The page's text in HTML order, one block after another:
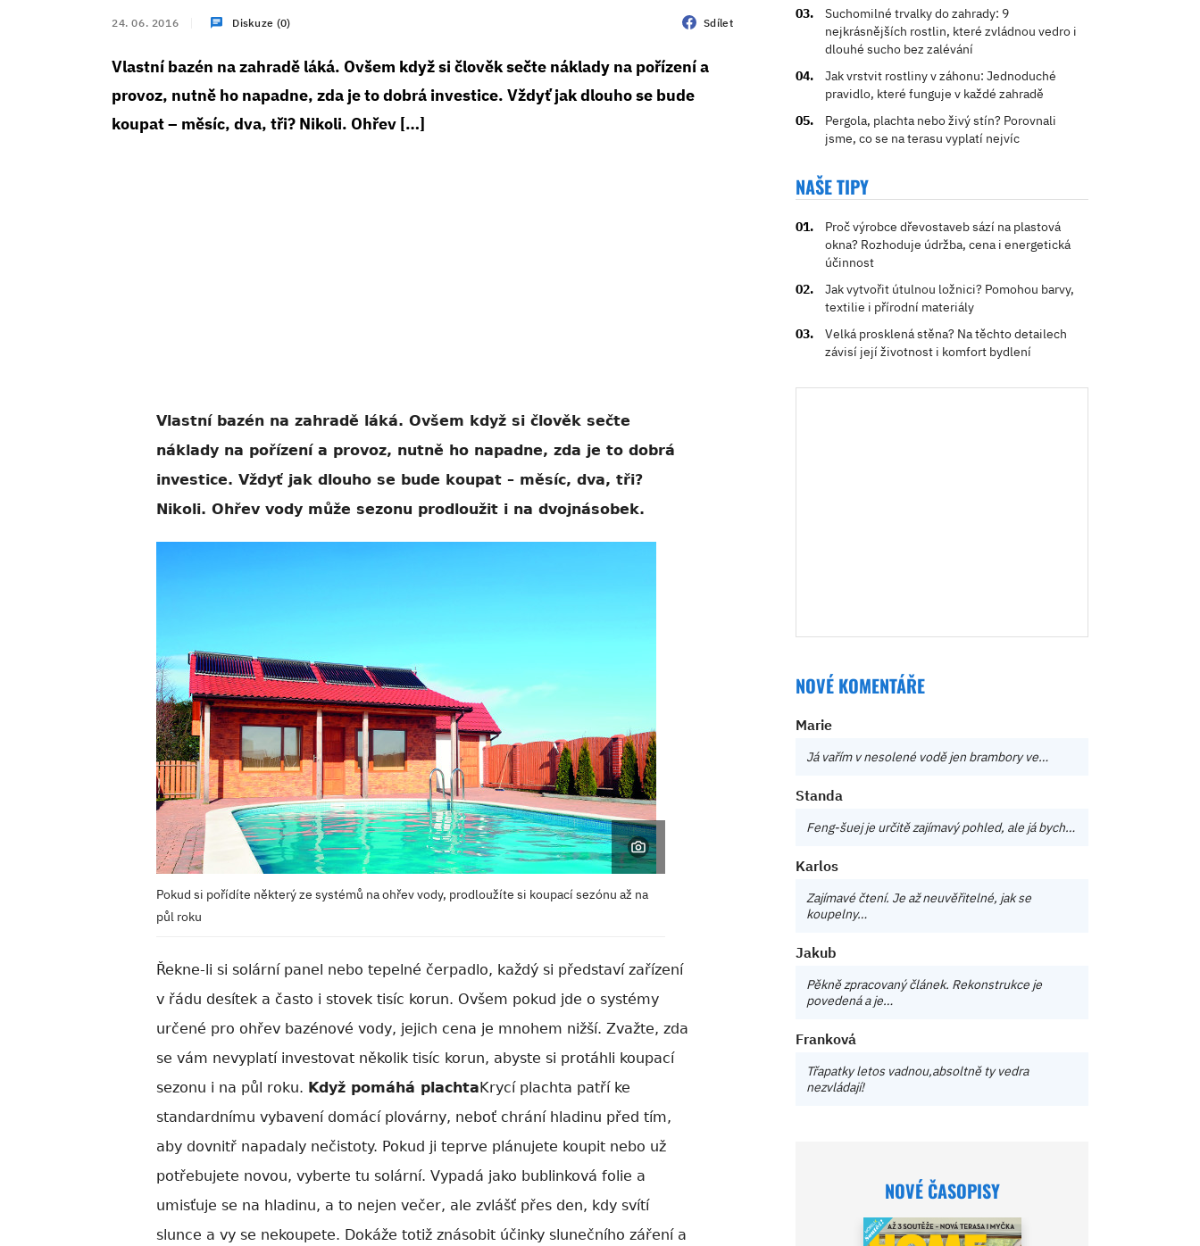
24. 06. 2016 Diskuze (0) Sdílet
Vlastní bazén na zahradě láká. Ovšem když si člověk sečte náklady na pořízení a
provoz, nutně ho napadne, zda je to dobrá investice. Vždyť jak dlouho se bude
koupat – měsíc, dva, tři? Nikoli. Ohřev […]
Vlastní bazén na zahradě láká. Ovšem když si člověk sečte
náklady na pořízení a provoz, nutně ho napadne, zda je to dobrá
investice. Vždyť jak dlouho se bude koupat – měsíc, dva, tři?
Nikoli. Ohřev vody může sezonu prodloužit i na dvojnásobek.
Pokud si pořídíte některý ze systémů na ohřev vody, prodloužíte si koupací sezónu až na
půl roku
Řekne-li si solární panel nebo tepelné čerpadlo, každý si představí zařízení
v řádu desítek a často i stovek tisíc korun. Ovšem pokud jde o systémy
určené pro ohřev bazénové vody, jejich cena je mnohem nižší. Zvažte, zda
se vám nevyplatí investovat několik tisíc korun, abyste si protáhli koupací
sezonu i na půl roku. Když pomáhá plachta Krycí plachta patří ke
standardnímu vybavení domácí plovárny, neboť chrání hladinu před tím,
aby dovnitř napadaly nečistoty. Pokud ji teprve plánujete koupit nebo už
potřebujete novou, vyberte tu solární. Vypadá jako bublinková folie a
umisťuje se na hladinu, a to nejen večer, ale zvlášť přes den, kdy svítí
slunce a vy se nekoupete. Dokáže totiž znásobit účinky slunečního záření a
Suchomilné trvalky do zahrady: 9
nejkrásnějších rostlin, které zvládnou vedro i
dlouhé sucho bez zalévání
Jak vrstvit rostliny v záhonu: Jednoduché
pravidlo, které funguje v každé zahradě
Pergola, plachta nebo živý stín? Porovnali
jsme, co se na terasu vyplatí nejvíc
NAŠE TIPY
Proč výrobce dřevostaveb sází na plastová
okna? Rozhoduje údržba, cena i energetická
účinnost
Jak vytvořit útulnou ložnici? Pomohou barvy,
textilie i přírodní materiály
Velká prosklená stěna? Na těchto detailech
závisí její životnost i komfort bydlení
NOVÉ KOMENTÁŘE
Marie
Já vařím v nesolené vodě jen brambory ve…
Standa
Feng-šuej je určitě zajímavý pohled, ale já bych…
Karlos
Zajímavé čtení. Je až neuvěřitelné, jak se
koupelny…
Jakub
Pěkně zpracovaný článek. Rekonstrukce je
povedená a je…
Franková
Třapatky letos vadnou,absoltně ty vedra
nezvládají!
NOVÉ ČASOPISY